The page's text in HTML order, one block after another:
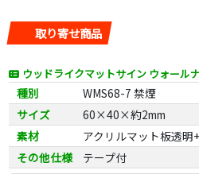
取り寄せ商品
ウッドライクマットサイン ウォール
種別
WMS68-7 禁煙
サイズ
60×40×約2mm
素材
アクリルマット板透明
その他仕様
テープ付